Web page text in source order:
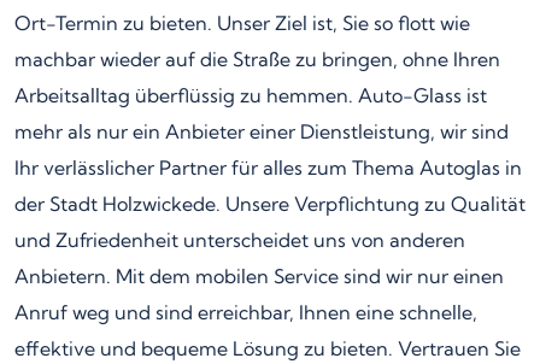
Ort-Termin zu bieten. Unser Ziel ist, Sie so flott wie
machbar wieder auf die Straße zu bringen, ohne Ihren
Arbeitsalltag überflüssig zu hemmen. Auto-Glass ist
mehr als nur ein Anbieter einer Dienstleistung, wir sind
Ihr verlässlicher Partner für alles zum Thema Autoglas in
der Stadt Holzwickede. Unsere Verpflichtung zu Qualität
und Zufriedenheit unterscheidet uns von anderen
Anbietern. Mit dem mobilen Service sind wir nur einen
Anruf weg und sind erreichbar, Ihnen eine schnelle,
effektive und bequeme Lösung zu bieten. Vertrauen Sie